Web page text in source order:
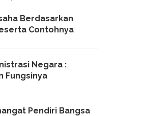
Berdasarkan
Contohnya
Negara :
Fungsinya
Pendiri Bangsa